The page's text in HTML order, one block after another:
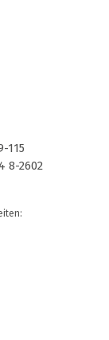
115
8-2602